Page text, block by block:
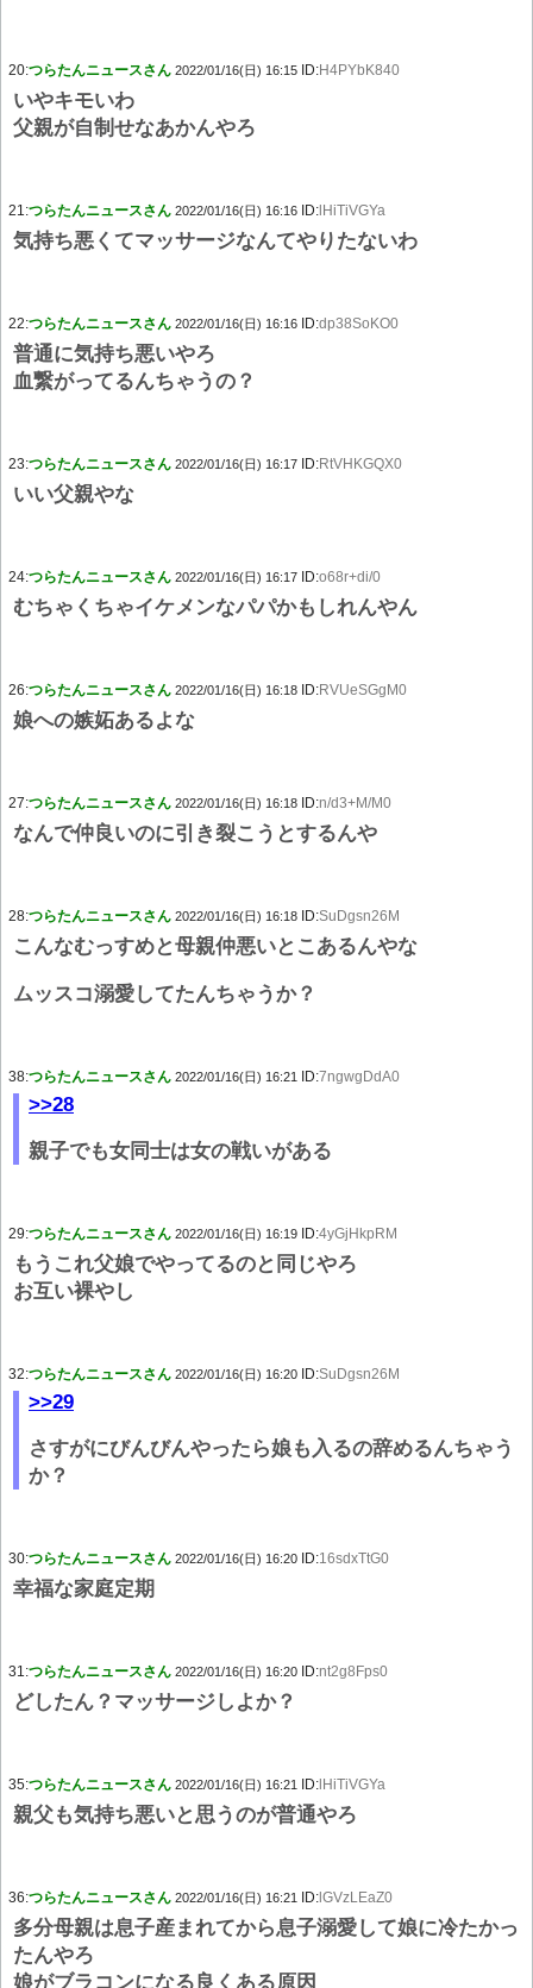
20:つらたんニュースさん 2022/01/16(日) 16:15 ID:H4PYbK840
いやキモいわ
父親が自制せなあかんやろ
21:つらたんニュースさん 2022/01/16(日) 16:16 ID: lHiTiVGYa
気持ち悪くてマッサージなんてやりたないわ
22:つらたんニュースさん 2022/01/16(日) 16:16 ID:dp38SoKO0
普通に気持ち悪いやろ
血繋がってるんちゃうの？
23:つらたんニュースさん 2022/01/16(日) 16:17 ID:RtVHKGQX0
いい父親やな
24:つらたんニュースさん 2022/01/16(日) 16:17 ID:o68r+di/0
むちゃくちゃイケメンなパパかもしれんやん
26:つらたんニュースさん 2022/01/16(日) 16:18 ID:RVUeSGgM0
娘への嫉妬あるよな
27:つらたんニュースさん 2022/01/16(日) 16:18 ID:n/d3+M/M0
なんで仲良いのに引き裂こうとするんや
28:つらたんニュースさん 2022/01/16(日) 16:18 ID:SuDgsn26M
こんなむっすめと母親仲悪いとこあるんやな
ムッスコ溺愛してたんちゃうか？
38:つらたんニュースさん 2022/01/16(日) 16:21 ID:7ngwgDdA0
>>28
親子でも女同士は女の戦いがある
29:つらたんニュースさん 2022/01/16(日) 16:19 ID:4yGjHkpRM
もうこれ父娘でやってるのと同じやろ
お互い裸やし
32:つらたんニュースさん 2022/01/16(日) 16:20 ID:SuDgsn26M
>>29
さすがにびんびんやったら娘も入るの辞めるんちゃう
か？
30:つらたんニュースさん 2022/01/16(日) 16:20 ID:16sdxTtG0
幸福な家庭定期
31:つらたんニュースさん 2022/01/16(日) 16:20 ID:nt2g8Fps0
どしたん？マッサージしよか？
35:つらたんニュースさん 2022/01/16(日) 16:21 ID: lHiTiVGYa
親父も気持ち悪いと思うのが普通やろ
36:つらたんニュースさん 2022/01/16(日) 16:21 ID: lGVzLEaZ0
多分母親は息子産まれてから息子溺愛して娘に冷たかっ
たんやろ
娘がブラコンになる良くある原因